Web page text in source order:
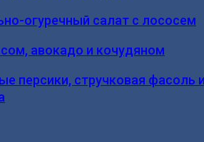
огуречный салат с лососем
авокадо и кочудяном
персики, стручковая фасоль